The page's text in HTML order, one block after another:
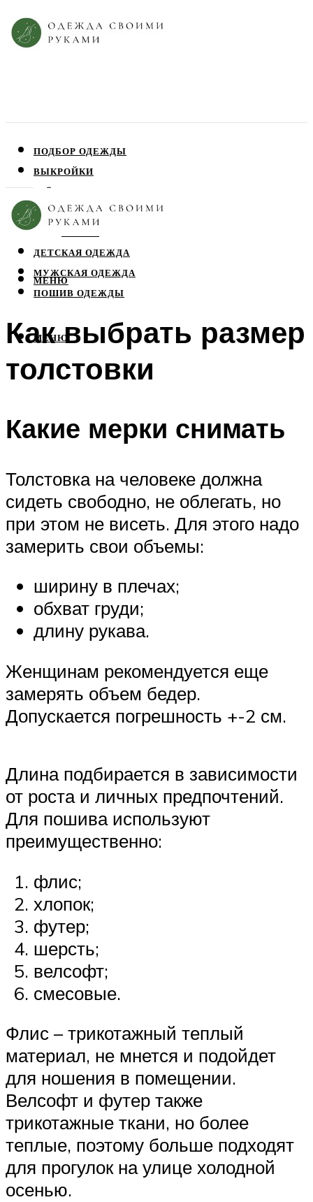
ПОДБОР ОДЕЖДЫ
ВЫКРОЙКИ
ЮБКИ
ДЕТСКАЯ ОДЕЖДА
МУЖСКАЯ ОДЕЖДА
ПОШИВ ОДЕЖДЫ
МЕНЮ
МЕНЮ
Как выбрать размер
толстовки
Какие мерки снимать
Толстовка на человеке должна
сидеть свободно, не облегать, но
при этом не висеть. Для этого надо
замерить свои объемы:
ширину в плечах;
обхват груди;
длину рукава.
Женщинам рекомендуется еще
замерять объем бедер.
Допускается погрешность +-2 см.
Длина подбирается в зависимости
от роста и личных предпочтений.
Для пошива используют
преимущественно:
флис;
хлопок;
футер;
шерсть;
велсофт;
смесовые.
Флис – трикотажный теплый
материал, не мнется и подойдет
для ношения в помещении.
Велсофт и футер также
трикотажные ткани, но более
теплые, поэтому больше подходят
для прогулок на улице холодной
осенью.